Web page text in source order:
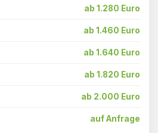
ab 1.280 Euro
ab 1.460 Euro
ab 1.640 Euro
ab 1.820 Euro
ab 2.000 Euro
auf Anfrage